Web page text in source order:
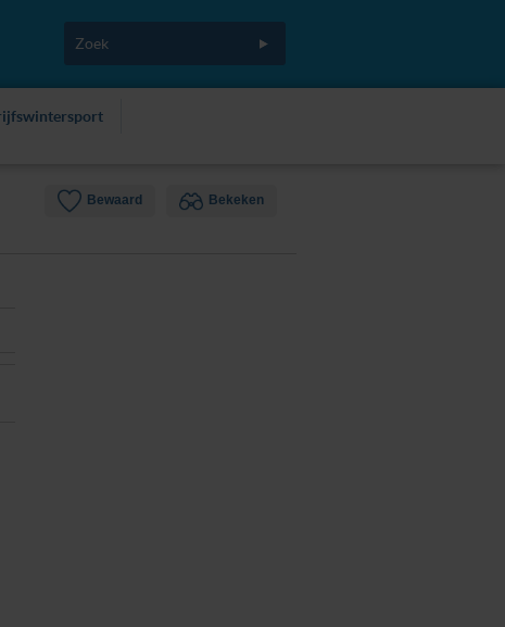
Bewaard Bekeken